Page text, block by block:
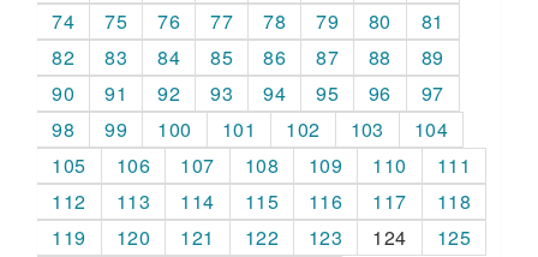
74
75 76 77 78 79 80
81
82
83 84 85 86 87 88
89
90
91 92 93 94 95 96
97
98
99 100 101 102 103
104
105
106 107 108 109 110
111
112
113 114 115 116 117
118
119
120 121 122 123 124
125